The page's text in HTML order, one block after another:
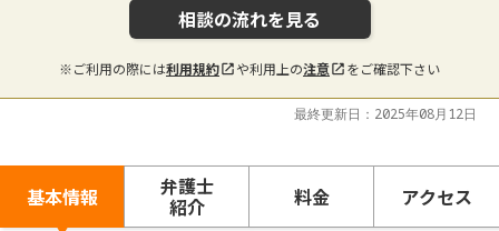
相談の流れを見る
※ご利用の際には利用規約 や利用上の注意 をご確認下さい
最終更新日：2025年08月12日
基本情報 弁護士
紹介 料金 アクセス